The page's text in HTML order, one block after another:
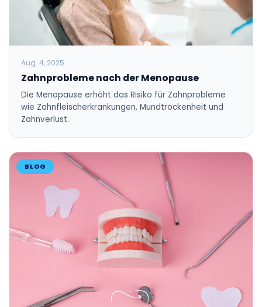
Aug. 4, 2025
Zahnprobleme nach der Menopause
Die Menopause erhöht das Risiko für Zahnprobleme
wie Zahnfleischerkrankungen, Mundtrockenheit und
Zahnverlust.
BLOG